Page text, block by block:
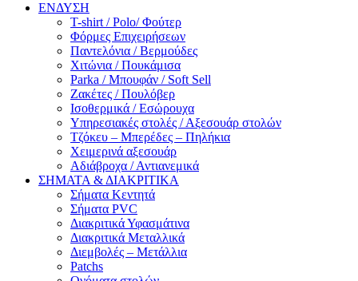
ΕΝΔΥΣΗ
T-shirt / Polo/ Φούτερ
Φόρμες Επιχειρήσεων
Παντελόνια / Βερμούδες
Χιτώνια / Πουκάμισα
Parka / Μπουφάν / Soft Sell
Ζακέτες / Πουλόβερ
Ισοθερμικά / Εσώρουχα
Υπηρεσιακές στολές / Αξεσουάρ στολών
Τζόκευ – Μπερέδες – Πηλήκια
Χειμερινά αξεσουάρ
Αδιάβροχα / Αντιανεμικά
ΣΗΜΑΤΑ & ΔΙΑΚΡΙΤΙΚΑ
Σήματα Κεντητά
Σήματα PVC
Διακριτικά Υφασμάτινα
Διακριτικά Μεταλλικά
Διεμβολές – Μετάλλια
Patchs